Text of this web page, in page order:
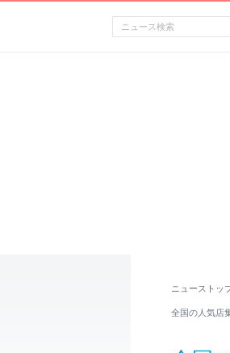
ニューストッ
全国の人気店